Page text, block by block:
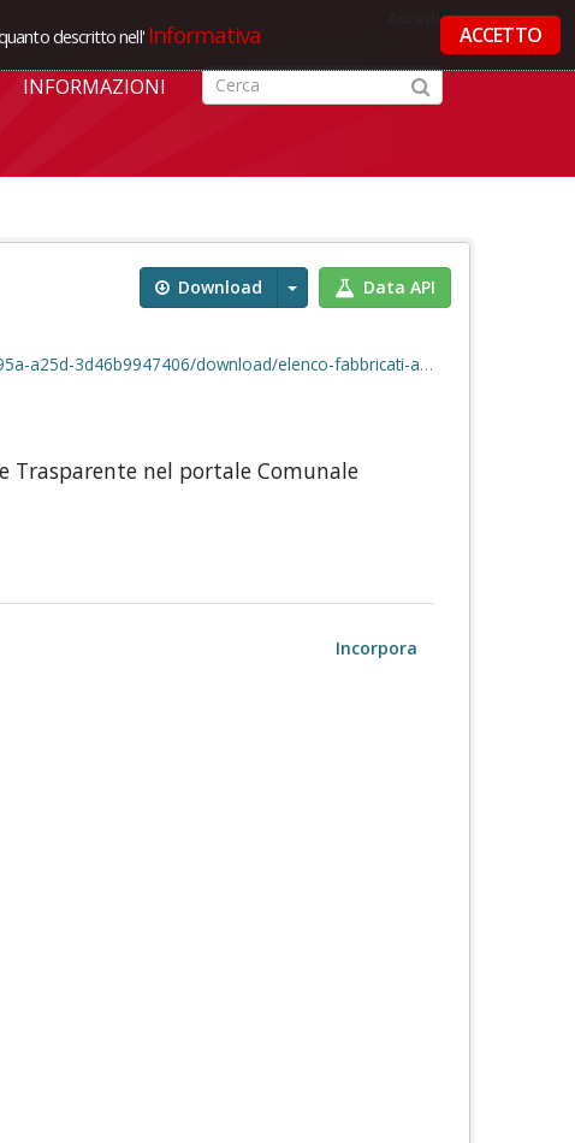
descritto nell' Informativa ACCETTO
INFORMAZIONI
Download Data API
download/elenco-fabbricati-al-31.12.2025.ods
nel portale Comunale
Incorpora